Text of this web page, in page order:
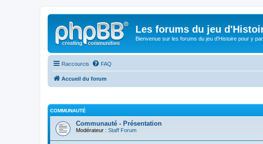
Les forums du jeu
Bienvenue sur les forums du jeu d'Histoire pour y
Raccourcis FAQ
Accueil du forum
COMMUNAUTÉ
Communauté - Présentation
Modérateur : Staff Forum